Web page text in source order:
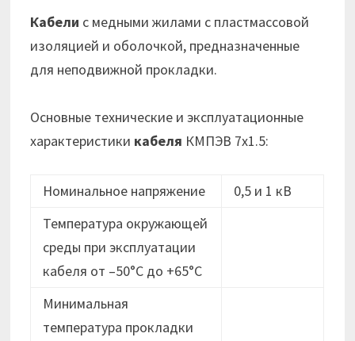
Кабели с медными жилами с пластмассовой
изоляцией и оболочкой, предназначенные
для неподвижной прокладки.
Основные технические и эксплуатационные
характеристики кабеля КМПЭВ 7х1.5:
Номинальное напряжение
0,5 и 1 кВ
Температура окружающей
среды при эксплуатации
кабеля от –50°C до +65°C
Минимальная
температура прокладки